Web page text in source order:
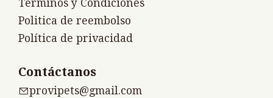
Términos y Condiciones
Politica de reembolso
Política de privacidad
Contáctanos
provipets@gmail.com